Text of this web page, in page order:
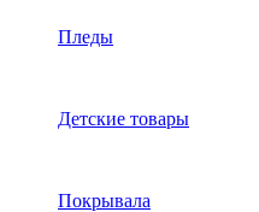
Пледы
Детские товары
Покрывала